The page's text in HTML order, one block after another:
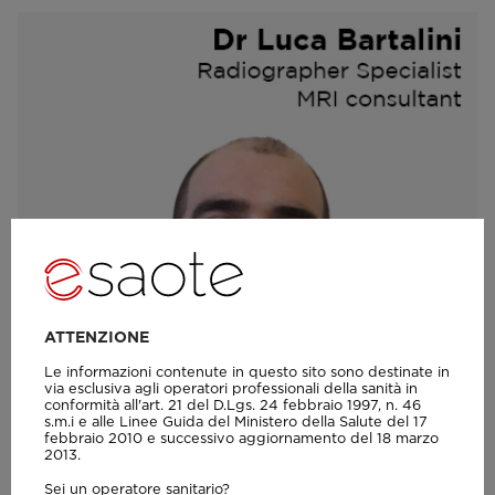
ATTENZIONE
Le informazioni contenute in questo sito sono destinate in
via esclusiva agli operatori professionali della sanità in
conformità all'art. 21 del D.Lgs. 24 febbraio 1997, n. 46
s.m.i e alle Linee Guida del Ministero della Salute del 17
febbraio 2010 e successivo aggiornamento del 18 marzo
2013.
Sei un operatore sanitario?